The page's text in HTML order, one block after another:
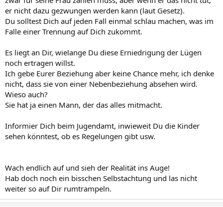
er nicht dazu gezwungen werden kann (laut Gesetz).
Du solltest Dich auf jeden Fall einmal schlau machen, was im
Falle einer Trennung auf Dich zukommt.
Es liegt an Dir, wielange Du diese Erniedrigung der Lügen
noch ertragen willst.
Ich gebe Eurer Beziehung aber keine Chance mehr, ich denke
nicht, dass sie von einer Nebenbeziehung absehen wird.
Wieso auch?
Sie hat ja einen Mann, der das alles mitmacht.
Informier Dich beim Jugendamt, inwieweit Du die Kinder
sehen könntest, ob es Regelungen gibt usw.
Wach endlich auf und sieh der Realität ins Auge!
Hab doch noch ein bisschen Selbstachtung und las nicht
weiter so auf Dir rumtrampeln.